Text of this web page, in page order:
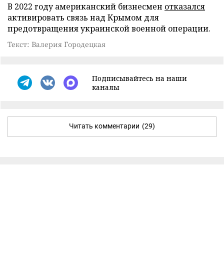
В 2022 году американский бизнесмен отказался
активировать связь над Крымом для
предотвращения украинской военной операции.
Текст: Валерия Городецкая
Подписывайтесь на наши
каналы
Читать комментарии (29)